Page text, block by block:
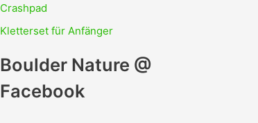
Crashpad
Kletterset für Anfänger
Boulder Nature @
Facebook